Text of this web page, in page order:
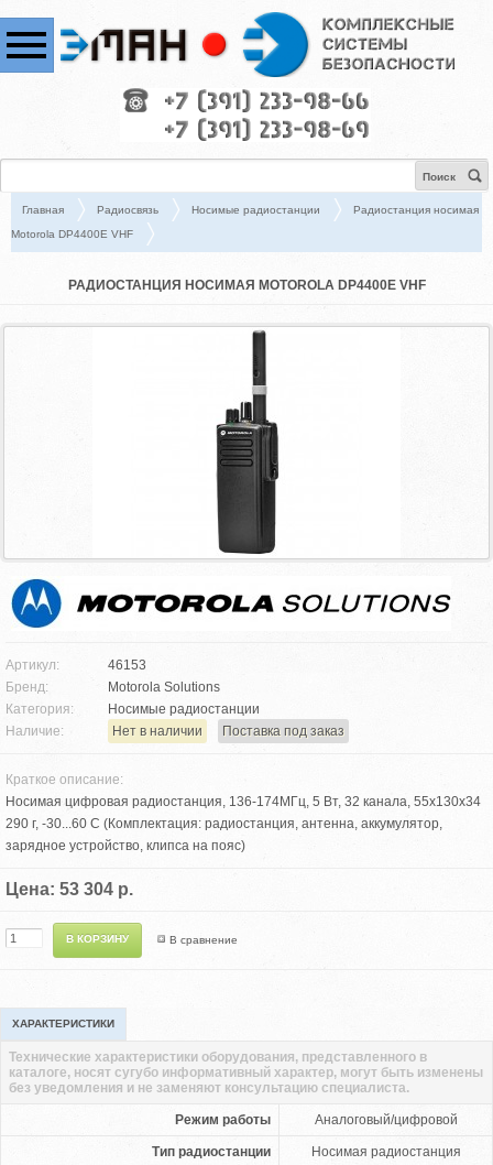
Поиск
Главная Радиосвязь Носимые радиостанции
Радиостанция носимая
Motorola DP4400E VHF
РАДИОСТАНЦИЯ НОСИМАЯ MOTOROLA DP4400E VHF
Артикул:
46153
Бренд:
Motorola Solutions
Категория:
Носимые радиостанции
Наличие:
Нет в наличии Поставка под заказ
Краткое описание:
Носимая цифровая радиостанция, 136-174МГц, 5 Вт, 32 канала, 55х130х34
290 г, -30...60 С (Комплектация: радиостанция, антенна, аккумулятор,
зарядное устройство, клипса на пояс)
Цена: 53 304 р.
В сравнение
ХАРАКТЕРИСТИКИ
Режим работы Аналоговый/цифровой
Тип радиостанции Носимая радиостанция
Технические характеристики оборудования, представленного в
каталоге, носят сугубо информативный характер, могут быть изменены
без уведомления и не заменяют консультацию специалиста.